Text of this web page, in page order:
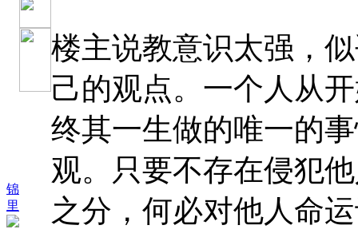
锦
里
楼主说教意识太强，
己的观点。一个人从
终其一生做的唯一的
观。只要不存在侵犯
之分，何必对他人命